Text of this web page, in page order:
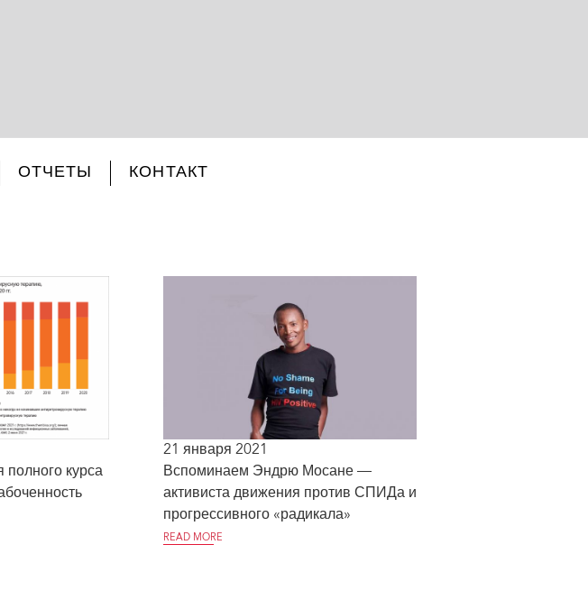
ОТЧЕТЫ КОНТАКТ
полного курса
21 января 2021
Вспоминаем Эндрю Мосане —
активиста движения против СПИДа и
прогрессивного «радикала»
READ MORE